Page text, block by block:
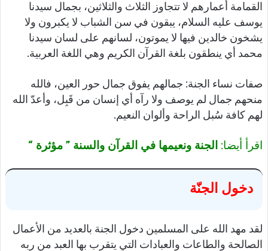
القمامة أعمارهم لا تتجاوز الثلاث والثلاثين، بجمال سيدنا
يوسف عليه السلام، يبقون في سن الشباب لا يكبرون ولا
يشخون خالدين فيها لا يموتون، لسانهم على لسان سيدنا
محمد أي ينطقون بلغة القرآن الكريم وهي اللغة العربية.
صفات نساء الجنة: جمالهم يفوق جمال حور العين، فالله
منحهم جمال لم يوصف ولا رآه أي إنسان من قَبِل، وأعدّ الله
لهم كافة سُبل الراحة وألوان النعيم.
اقرأ أيضا: الجنة ونعيمها في القرآن والسنة ” مؤثرة “
دخول الجنّة
لقد مهد الله على المسلمين دخول الجنة بالعديد من الأعمال
الصالحة والطاعات والعبادات التي يتقرب بها العبد من ربه